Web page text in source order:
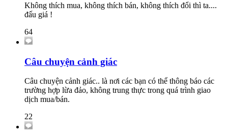
Không thích mua, không thích bán, không thích đổi thì ta....
đấu giá !
64
Câu chuyện cảnh giác
Câu chuyện cảnh giác.. là nơi các bạn có thể thông báo các
trường hợp lừa đảo, không trung thực trong quá trình giao
dịch mua/bán.
22